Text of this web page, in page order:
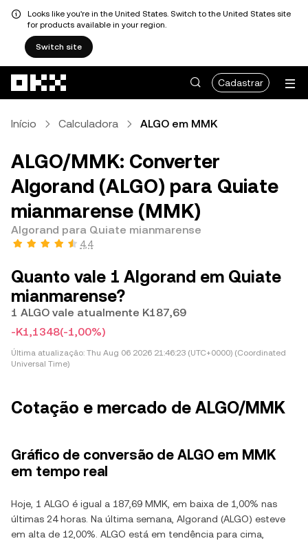
Looks like you're in the United States. Switch to the United States site
for products available in your region.
Switch site
Cadastrar
Início Calculadora ALGO em MMK
ALGO/MMK: Converter
Algorand (ALGO) para Quiate
mianmarense (MMK)
Algorand para Quiate mianmarense
4,4
Quanto vale 1 Algorand em Quiate
mianmarense?
1 ALGO vale atualmente K187,69
-K1,1348(-1,00%)
Última atualização: Thu Aug 06 2026 21:46:23 (UTC+0000) (Coordinated
Universal Time)
Cotação e mercado de ALGO/MMK
Gráfico de conversão de ALGO em MMK
em tempo real
Hoje, 1 ALGO é igual a 187,69 MMK, em baixa de 1,00% nas
últimas 24 horas. Na última semana, Algorand (ALGO) esteve
em alta de 12,00%. ALGO está em tendência para cima,